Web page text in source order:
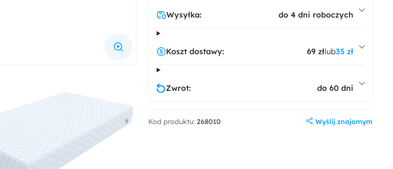
Wysyłka: do 4 dni roboczych
Koszt dostawy: 69 złlub35 zł
Zwrot: do 60 dni
Kod produktu: 268010 Wyślij znajomym